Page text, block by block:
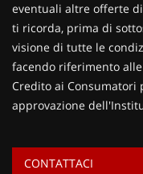
eventuali altre offerte
ti ricorda, prima di
visione di tutte le
facendo riferimento
Credito ai Consumatori
approvazione
CONTATTACI